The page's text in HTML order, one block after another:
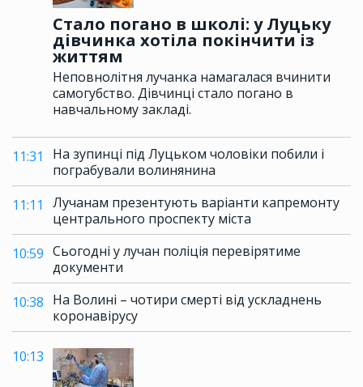
Стало погано в школі: у Луцьку
дівчинка хотіла покінчити із
життям
Неповнолітня лучанка намагалася вчинити
самогубство. Дівчинці стало погано в
навчальному закладі.
11:31
На зупинці під Луцьком чоловіки побили і
пограбували волинянина
11:11
Лучанам презентують варіанти капремонту
центрального проспекту міста
10:59 Сьогодні у лучан поліція перевірятиме
документи
10:38 На Волині – чотири смерті від ускладнень
коронавірусу
10:13